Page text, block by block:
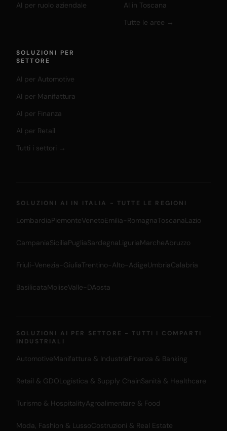
AI per ruolo aziendale
AI in Toscana
Tutte le aree →
SOLUZIONI PER
SETTORE
AI per Automotive
AI per Manifattura
AI per Finanza
AI per Retail
Tutti i settori →
SOLUZIONI AI IN ITALIA - TUTTE LE REGIONI
LombardiaPiemonteVenetoEmilia-RomagnaToscanaLazio
CampaniaSiciliaPugliaSardegnaLiguriaMarcheAbruzzo
Friuli-Venezia-GiuliaTrentino-Alto-AdigeUmbriaCalabria
BasilicataMoliseValle-DAosta
SOLUZIONI AI PER SETTORE - TUTTI I COMPARTI
INDUSTRIALI
AutomotiveManifattura & IndustriaFinanza & Banking
Retail & GDOLogistica & Supply ChainSanità & Healthcare
Turismo & HospitalityAgroalimentare & Food
Moda, Fashion & LussoCostruzioni & Real Estate